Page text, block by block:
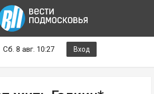
Сб. 8 авг. 10:27 Вход